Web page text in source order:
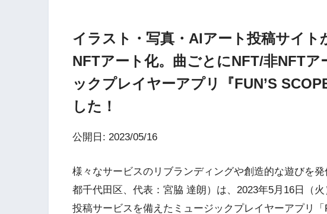
イラスト・写真・AIアート投稿サイト
NFTアート化。曲ごとにNFT/非NFT
ックプレイヤーアプリ『FUN’S
した！
公開日: 2023/05/16
様々なサービスのリブランディングや創造的な遊びを
都千代田区、代表：宮脇 達朗）は、2023年5月16日（
投稿サービスを備えたミュージックプレイヤーアプリ